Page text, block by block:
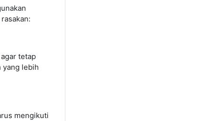
tetap
yang lebih
mengikuti